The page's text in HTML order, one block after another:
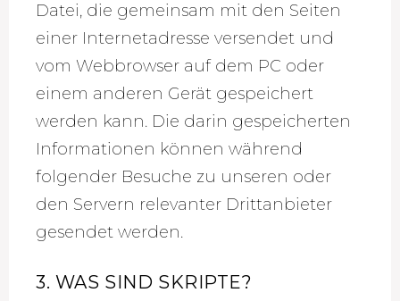
Datei, die gemeinsam mit den Seiten
einer Internetadresse versendet und
vom Webbrowser auf dem PC oder
einem anderen Gerät gespeichert
werden kann. Die darin gespeicherten
Informationen können während
folgender Besuche zu unseren oder
den Servern relevanter Drittanbieter
gesendet werden.
3. WAS SIND SKRIPTE?